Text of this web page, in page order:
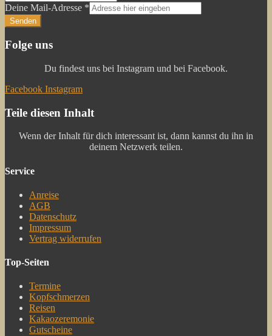
möchte
ich
Deine Mail-Adresse *
Senden
Folge uns
Du findest uns bei Instagram und bei Facebook.
Facebook Instagram
Teile diesen Inhalt
Wenn der Inhalt für dich interessant ist, dann kannst du ihn in
deinem Netzwerk teilen.
Service
Anreise
AGB
Datenschutz
Impressum
Vertrag widerrufen
Top-Seiten
Termine
Kopfschmerzen
Reisen
Kakaozeremonie
Gutscheine